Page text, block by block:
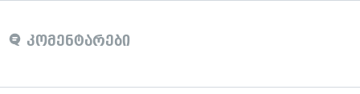
კომენტარები